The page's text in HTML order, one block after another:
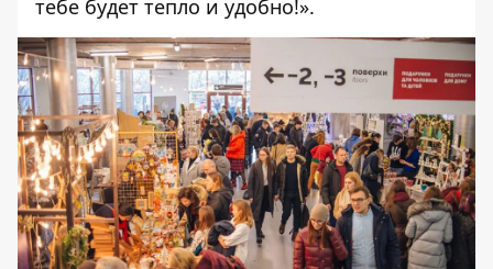
тебе будет тепло и удобно!».